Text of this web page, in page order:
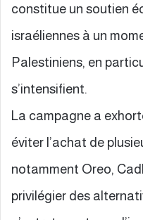
constitue un soutien
israéliennes à un
Palestiniens, en
s’intensifient.
La campagne a
éviter l’achat de
notamment Oreo,
privilégier des